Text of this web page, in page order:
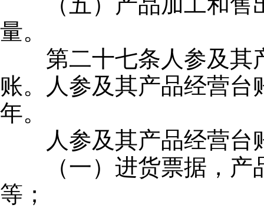
量。
第二十七条人参及其
账。人参及其产品经营
年。
人参及其产品经营台
（一）进货票据，产
等；